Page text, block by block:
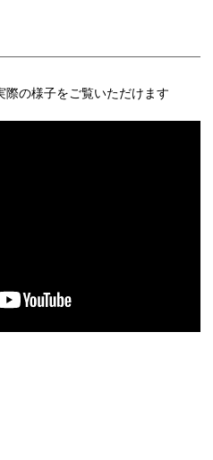
際の様子をご覧いただけます